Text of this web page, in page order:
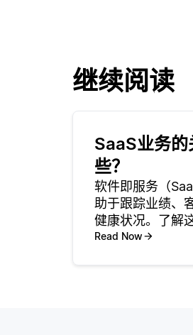
继续阅读
SaaS业务
些？
软件即服务（
助于跟踪业绩、
健康状况。了解
织的增长和产品
Read Now